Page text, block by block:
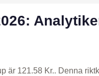
är 121.58 Kr.. Denna